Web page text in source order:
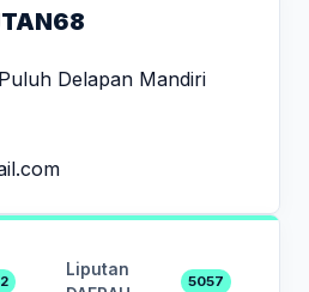
Delapan Mandiri
Liputan
5057